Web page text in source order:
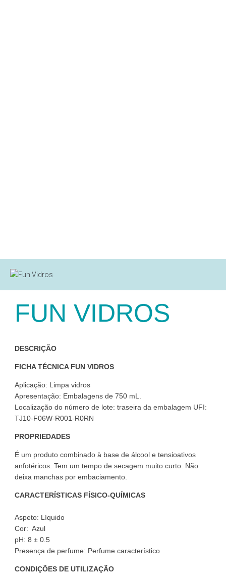
FUN VIDROS
DESCRIÇÃO
FICHA TÉCNICA FUN VIDROS
Aplicação: Limpa vidros
Apresentação: Embalagens de 750 mL.
Localização do número de lote: traseira da embalagem UFI:
TJ10-F06W-R001-R0RN
PROPRIEDADES
É um produto combinado à base de álcool e tensioativos
anfotéricos. Tem um tempo de secagem muito curto. Não
deixa manchas por embaciamento.
CARACTERÍSTICAS FÍSICO-QUÍMICAS
Aspeto: Líquido
Cor: Azul
pH: 8 ± 0.5
Presença de perfume: Perfume característico
CONDIÇÕES DE UTILIZAÇÃO